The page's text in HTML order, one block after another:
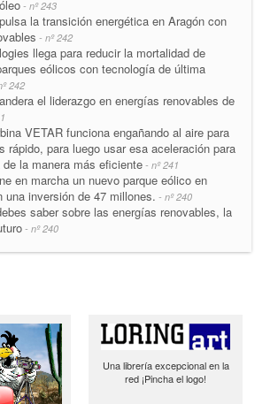
- nº 243
la transición energética en Aragón con
- nº 242
llega para reducir la mortalidad de
eólicos con tecnología de última
242
el liderazgo en energías renovables de
VETAR funciona engañando al aire para
rápido, para luego usar esa aceleración para
la manera más eficiente - nº 241
en marcha un nuevo parque eólico en
una inversión de 47 millones. - nº 240
saber sobre las energías renovables, la
- nº 240
Una librería excepcional en la
red ¡Pincha el logo!